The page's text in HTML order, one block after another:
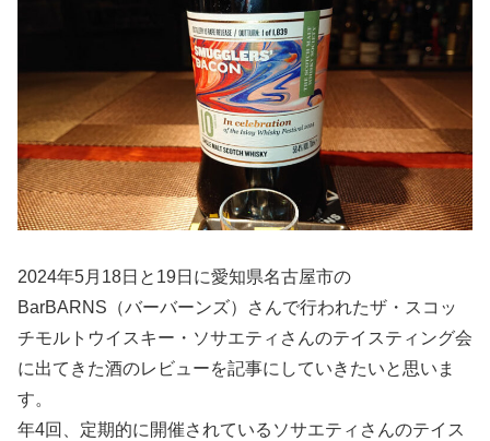
2024年5月18日と19日に愛知県名古屋市の
BarBARNS（バーバーンズ）さんで行われたザ・スコッ
チモルトウイスキー・ソサエティさんのテイスティング会
に出てきた酒のレビューを記事にしていきたいと思いま
す。
年4回、定期的に開催されているソサエティさんのテイス